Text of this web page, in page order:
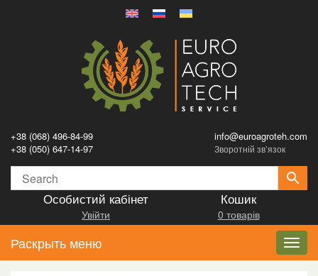
+38 (068) 496-84-99
+38 (050) 647-14-97
info@euroagroteh.com
Зворотній зв’язок
Особистий кабінет
Увійти
Кошик
0 товарів
Раскрыть меню